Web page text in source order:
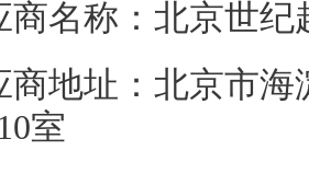
商名称：北京世
商地址：北京市海
室